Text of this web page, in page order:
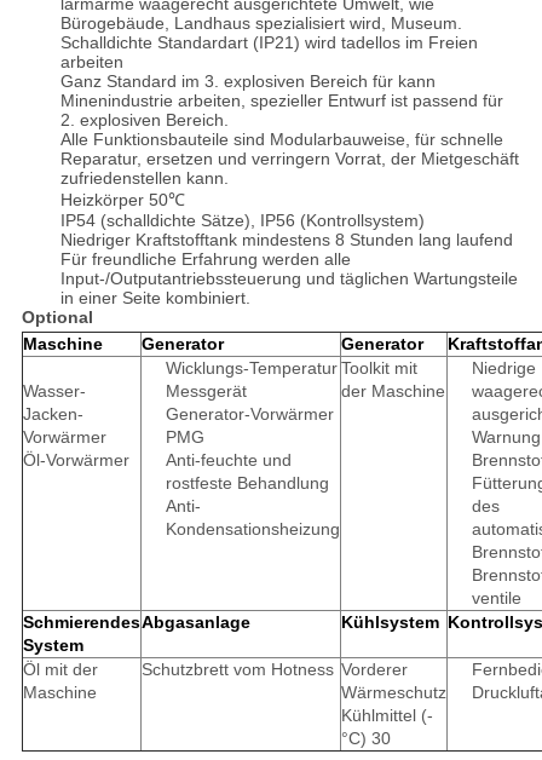
lärmarme waagerecht ausgerichtete Umwelt, wie
Bürogebäude, Landhaus spezialisiert wird, Museum.
Schalldichte Standardart (IP21) wird tadellos im Freien
arbeiten
Ganz Standard im 3. explosiven Bereich für kann
Minenindustrie arbeiten, spezieller Entwurf ist passend für
2. explosiven Bereich.
Alle Funktionsbauteile sind Modularbauweise, für schnelle
Reparatur, ersetzen und verringern Vorrat, der Mietgeschäft
zufriedenstellen kann.
Heizkörper 50℃
IP54 (schalldichte Sätze), IP56 (Kontrollsystem)
Niedriger Kraftstofftank mindestens 8 Stunden lang laufend
Für freundliche Erfahrung werden alle
Input-/Outputantriebssteuerung und täglichen Wartungsteile
in einer Seite kombiniert.
Optional
Maschine
Generator Generator
Wasser-
Jacken-
Vorwärmer
Öl-Vorwärmer
Wicklungs-Temperatur
Messgerät
Generator-Vorwärmer
PMG
Anti-feuchte und
rostfeste Behandlung
Anti-
Kondensationsheizung
Toolkit mit
der Maschine
Niedrige
des
ventile
Schmierendes
System
Abgasanlage Kühlsystem
Öl mit der
Maschine
Schutzbrett vom Hotness Vorderer
Wärmeschutz
Kühlmittel (-
°C) 30